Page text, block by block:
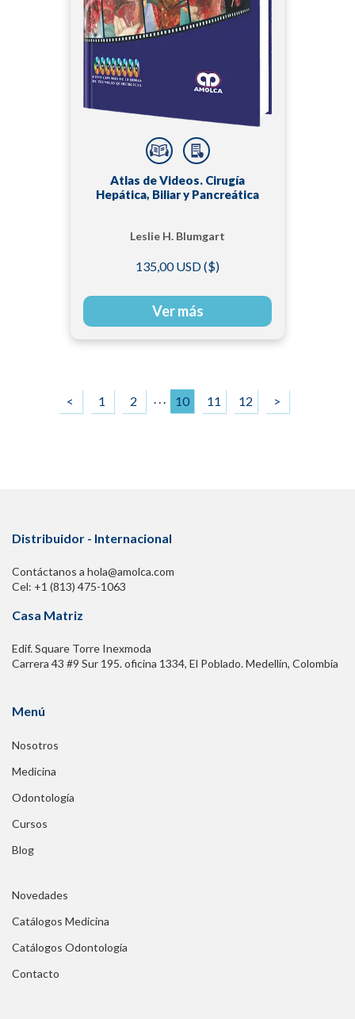
Atlas de Videos. Cirugía
Hepática, Biliar y Pancreática
Leslie H. Blumgart
135,00 USD ($)
Ver más
< 1 2 . . . 10 11 12 >
Distribuidor - Internacional
Contáctanos a hola@amolca.com
Cel: +1 (813) 475-1063
Casa Matriz
Edif. Square Torre Inexmoda
Carrera 43 #9 Sur 195. oficina 1334, El Poblado. Medellín, Colombia
Menú
Nosotros
Medicina
Odontología
Cursos
Blog
Novedades
Catálogos Medicina
Catálogos Odontología
Contacto